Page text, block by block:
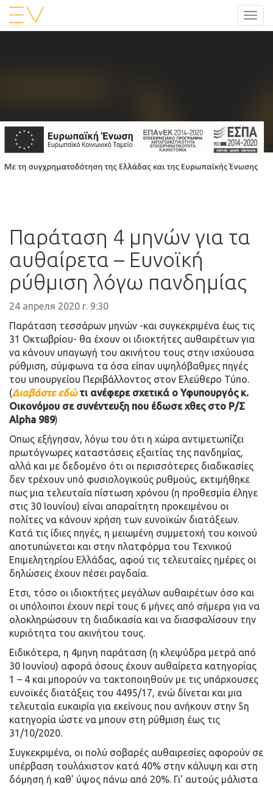
Παράταση 4 μηνών για τα
αυθαίρετα – Ευνοϊκή
ρύθμιση λόγω πανδημίας
24 апреля 2020 г. 9:30
Παράταση τεσσάρων μηνών -και συγκεκριμένα έως τις
31 Οκτωβρίου- θα έχουν οι ιδιοκτήτες αυθαιρέτων για
να κάνουν υπαγωγή του ακινήτου τους στην ισχύουσα
ρύθμιση, σύμφωνα τα όσα είπαν υψηλόβαθμες πηγές
του υπουργείου Περιβάλλοντος στον Ελεύθερο Τύπο.
(Διαβάστε εδώ τι ανέφερε σχετικά ο Υφυπουργός κ.
Οικονόμου σε συνέντευξη που έδωσε χθες στο Ρ/Σ
Alpha 989)
Οπως εξήγησαν, λόγω του ότι η χώρα αντιμετωπίζει
πρωτόγνωρες καταστάσεις εξαιτίας της πανδημίας,
αλλά και με δεδομένο ότι οι περισσότερες διαδικασίες
δεν τρέχουν υπό φυσιολογικούς ρυθμούς, εκτιμήθηκε
πως μια τελευταία πίστωση χρόνου (η προθεσμία έληγε
στις 30 Ιουνίου) είναι απαραίτητη προκειμένου οι
πολίτες να κάνουν χρήση των ευνοϊκών διατάξεων.
Κατά τις ίδιες πηγές, η μειωμένη συμμετοχή του κοινού
αποτυπώνεται και στην πλατφόρμα του Τεχνικού
Επιμελητηρίου Ελλάδας, αφού τις τελευταίες ημέρες οι
δηλώσεις έχουν πέσει ραγδαία.
Ετσι, τόσο οι ιδιοκτήτες μεγάλων αυθαιρέτων όσο και
οι υπόλοιποι έχουν περί τους 6 μήνες από σήμερα για να
ολοκληρώσουν τη διαδικασία και να διασφαλίσουν την
κυριότητα του ακινήτου τους.
Ειδικότερα, η 4μηνη παράταση (η κλεψύδρα μετρά από
30 Ιουνίου) αφορά όσους έχουν αυθαίρετα κατηγορίας
1 – 4 και μπορούν να τακτοποιηθούν με τις υπάρχουσες
ευνοϊκές διατάξεις του 4495/17, ενώ δίνεται και μια
τελευταία ευκαιρία για εκείνους που ανήκουν στην 5η
κατηγορία ώστε να μπουν στη ρύθμιση έως τις
31/10/2020.
Συγκεκριμένα, οι πολύ σοβαρές αυθαιρεσίες αφορούν σε
υπέρβαση τουλάχιστον κατά 40% στην κάλυψη και στη
δόμηση ή καθ' ύψος πάνω από 20%. Γι' αυτούς μάλιστα